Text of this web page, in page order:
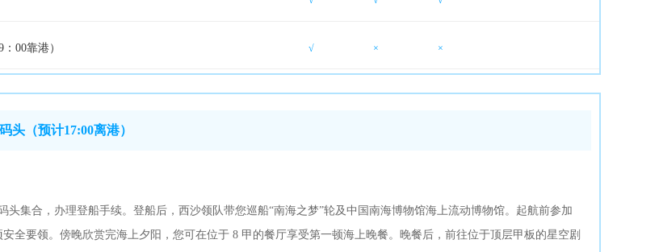
00靠港） √ × ×
头（预计17:00离港）
头集合，办理登船手续。登船后，西沙领队带您巡船“南海之梦”轮及中国南海博物馆海上流动博物馆。起航前参加
全要领。傍晚欣赏完海上夕阳，您可在位于 8 甲的餐厅享受第一顿海上晚餐。晚餐后，前往位于顶层甲板的星空剧